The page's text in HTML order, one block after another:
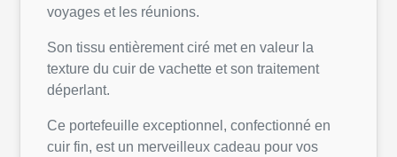
voyages et les réunions.
Son tissu entièrement ciré met en valeur la
texture du cuir de vachette et son traitement
déperlant.
Ce portefeuille exceptionnel, confectionné en
cuir fin, est un merveilleux cadeau pour vos